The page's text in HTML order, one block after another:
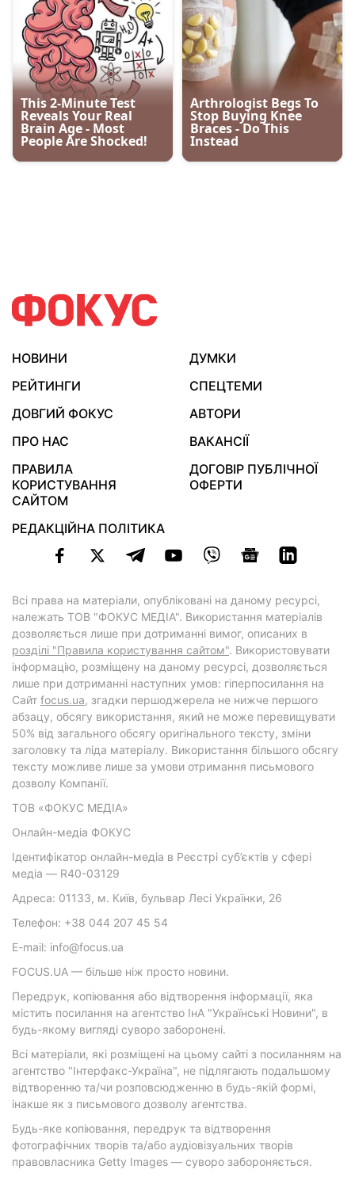
НОВИНИ
ДУМКИ
РЕЙТИНГИ
СПЕЦТЕМИ
ДОВГИЙ ФОКУС
АВТОРИ
ПРО НАС
ВАКАНСІЇ
ПРАВИЛА
КОРИСТУВАННЯ
САЙТОМ
ДОГОВІР ПУБЛІЧНОЇ
ОФЕРТИ
РЕДАКЦІЙНА ПОЛІТИКА
Всі права на матеріали, опубліковані на даному ресурсі,
належать ТОВ "ФОКУС МЕДІА". Використання матеріалів
дозволяється лише при дотриманні вимог, описаних в
розділі "Правила користування сайтом". Використовувати
інформацію, розміщену на даному ресурсі, дозволяється
лише при дотриманні наступних умов: гіперпосилання на
Cайт focus.ua, згадки першоджерела не нижче першого
абзацу, обсягу використання, який не може перевищувати
50% від загального обсягу оригінального тексту, зміни
заголовку та ліда матеріалу. Використання більшого обсягу
тексту можливе лише за умови отримання письмового
дозволу Компанії.
ТОВ «ФОКУС МЕДІА»
Онлайн-медіа ФОКУС
Ідентифікатор онлайн-медіа в Реєстрі суб’єктів у сфері
медіа — R40-03129
Адреса: 01133, м. Київ, бульвар Лесі Українки, 26
Телефон: +38 044 207 45 54
E-mail: info@focus.ua
FOCUS.UA — більше ніж просто новини.
Передрук, копіювання або відтворення інформації, яка
містить посилання на агентство ІнА "Українські Новини", в
будь-якому вигляді суворо заборонені.
Всі матеріали, які розміщені на цьому сайті з посиланням на
агентство "Інтерфакс-Україна", не підлягають подальшому
відтворенню та/чи розповсюдженню в будь-якій формі,
інакше як з письмового дозволу агентства.
Будь-яке копіювання, передрук та відтворення
фотографічних творів та/або аудіовізуальних творів
правовласника Getty Images — суворо забороняється.